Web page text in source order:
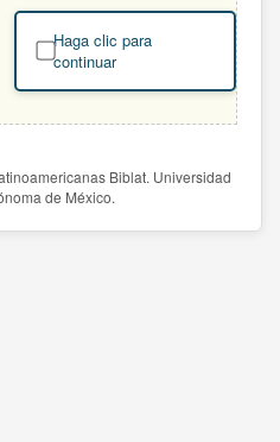
Haga clic para
continuar
Biblat. Universidad
de México.